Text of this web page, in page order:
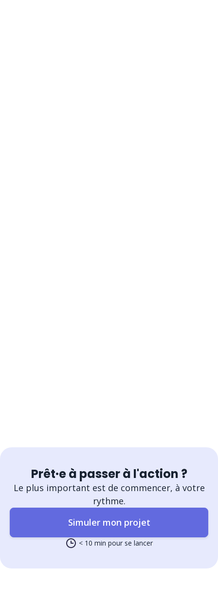
Prêt·e à passer à l'action ?
Le plus important est de commencer, à votre
rythme.
Simuler mon projet
< 10 min pour se lancer